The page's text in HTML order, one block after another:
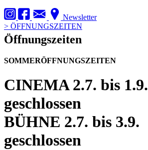
Newsletter
> ÖFFNUNGSZEITEN
Öffnungszeiten
SOMMERÖFFNUNGSZEITEN
CINEMA2.7. bis 1.9.
geschlossen
BÜHNE 2.7. bis 3.9.
geschlossen